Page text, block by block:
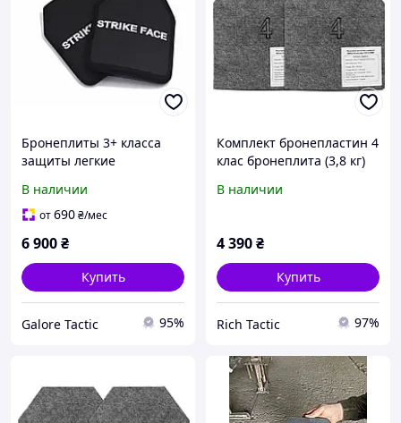
Бронеплиты 3+ класса
защиты легкие
бронепласти 3+ класса
бронеплиты комплект,
25х30
В наличии
от690₴/мес
6 900₴
Купить
Galore Tactic 95%
Комплект бронепластин 4
клас бронеплита (3,8 кг)
бронепластини 30х25
В наличии
4 390₴
Купить
Rich Tactic 97%